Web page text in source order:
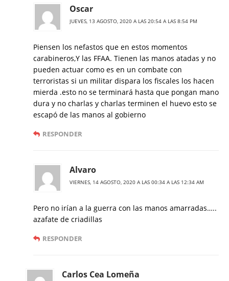
Oscar
JUEVES, 13 AGOSTO, 2020 A LAS 20:54 A LAS 8:54 PM
Piensen los nefastos que en estos momentos
carabineros,Y las FFAA. Tienen las manos atadas y no
pueden actuar como es en un combate con
terroristas si un militar dispara los fiscales los hacen
mierda .esto no se terminará hasta que pongan mano
dura y no charlas y charlas terminen el huevo esto se
escapó de las manos al gobierno
RESPONDER
Alvaro
VIERNES, 14 AGOSTO, 2020 A LAS 00:34 A LAS 12:34 AM
Pero no irían a la guerra con las manos amarradas…..
azafate de criadillas
RESPONDER
Carlos Cea Lomeña